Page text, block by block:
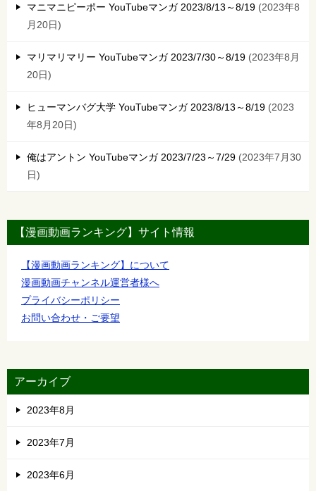
マニマニピーポー YouTubeマンガ 2023/8/13～8/19 2023年8
月20日
マリマリマリー YouTubeマンガ 2023/7/30～8/19 2023年8月
20日
ヒューマンバグ大学 YouTubeマンガ 2023/8/13～8/19 2023
年8月20日
俺はアントン YouTubeマンガ 2023/7/23～7/29 2023年7月30
日
【漫画動画ランキング】サイト情報
【漫画動画ランキング】について
漫画動画チャンネル運営者様へ
プライバシーポリシー
お問い合わせ・ご要望
アーカイブ
2023年8月
2023年7月
2023年6月